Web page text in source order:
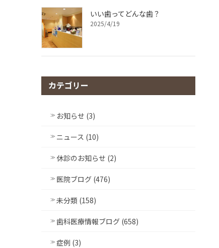
いい歯ってどんな歯？
2025/4/19
カテゴリー
お知らせ (3)
ニュース (10)
休診のお知らせ (2)
医院ブログ (476)
未分類 (158)
歯科医療情報ブログ (658)
症例 (3)